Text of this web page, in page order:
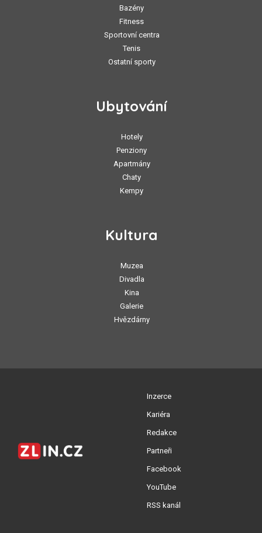
Bazény
Fitness
Sportovní centra
Tenis
Ostatní sporty
Ubytování
Hotely
Penziony
Apartmány
Chaty
Kempy
Kultura
Muzea
Divadla
Kina
Galerie
Hvězdárny
Inzerce
Kariéra
Redakce
Partneři
Facebook
YouTube
RSS kanál